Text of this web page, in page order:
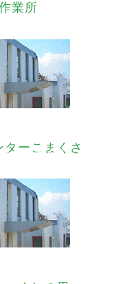
業所
ーこまくさ